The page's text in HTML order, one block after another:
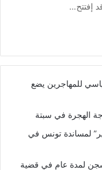
للمهاجرين يضع
الهجرة في سبتة
لمساندة تونس في
لمدة عام في قضية